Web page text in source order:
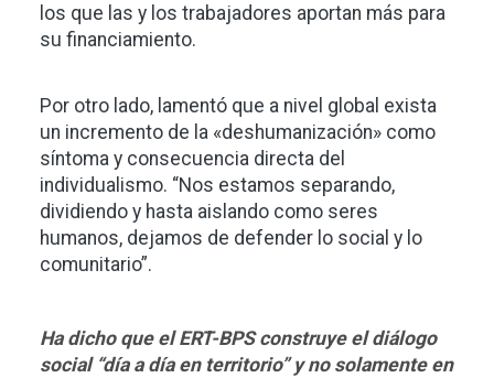
los que las y los trabajadores aportan más para
su financiamiento.
Por otro lado, lamentó que a nivel global exista
un incremento de la «deshumanización» como
síntoma y consecuencia directa del
individualismo. “Nos estamos separando,
dividiendo y hasta aislando como seres
humanos, dejamos de defender lo social y lo
comunitario”.
Ha dicho que el ERT-BPS construye el diálogo
social “día a día en territorio” y no solamente en